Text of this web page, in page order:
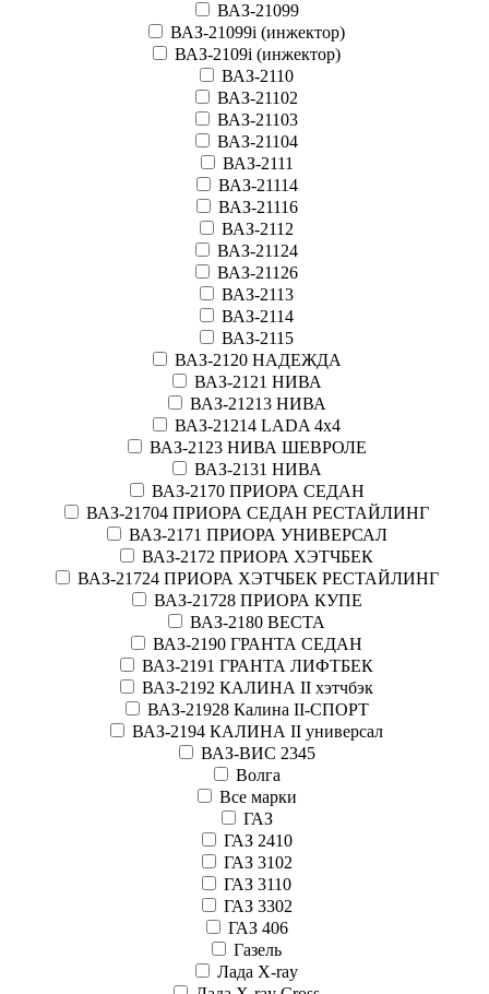
ВАЗ-21099
ВАЗ-21099i (инжектор)
ВАЗ-2109i (инжектор)
ВАЗ-2110
ВАЗ-21102
ВАЗ-21103
ВАЗ-21104
ВАЗ-2111
ВАЗ-21114
ВАЗ-21116
ВАЗ-2112
ВАЗ-21124
ВАЗ-21126
ВАЗ-2113
ВАЗ-2114
ВАЗ-2115
ВАЗ-2120 НАДЕЖДА
ВАЗ-2121 НИВА
ВАЗ-21213 НИВА
ВАЗ-21214 LADA 4х4
ВАЗ-2123 НИВА ШЕВРОЛЕ
ВАЗ-2131 НИВА
ВАЗ-2170 ПРИОРА СЕДАН
ВАЗ-21704 ПРИОРА СЕДАН РЕСТАЙЛИНГ
ВАЗ-2171 ПРИОРА УНИВЕРСАЛ
ВАЗ-2172 ПРИОРА ХЭТЧБЕК
ВАЗ-21724 ПРИОРА ХЭТЧБЕК РЕСТАЙЛИНГ
ВАЗ-21728 ПРИОРА КУПЕ
ВАЗ-2180 ВЕСТА
ВАЗ-2190 ГРАНТА СЕДАН
ВАЗ-2191 ГРАНТА ЛИФТБЕК
ВАЗ-2192 КАЛИНА II хэтчбэк
ВАЗ-21928 Калина II-СПОРТ
ВАЗ-2194 КАЛИНА II универсал
ВАЗ-ВИС 2345
Волга
Все марки
ГАЗ
ГАЗ 2410
ГАЗ 3102
ГАЗ 3110
ГАЗ 3302
ГАЗ 406
Газель
Лада X-ray